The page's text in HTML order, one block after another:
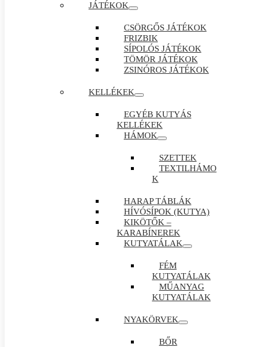
JÁTÉKOK
CSÖRGŐS JÁTÉKOK
FRIZBIK
SÍPOLÓS JÁTÉKOK
TÖMÖR JÁTÉKOK
ZSINÓROS JÁTÉKOK
KELLÉKEK
EGYÉB KUTYÁS
KELLÉKEK
HÁMOK
SZETTEK
TEXTILHÁMO
K
HARAP TÁBLÁK
HÍVÓSÍPOK (KUTYA)
KIKÖTŐK –
KARABÍNEREK
KUTYATÁLAK
FÉM
KUTYATÁLAK
MŰANYAG
KUTYATÁLAK
NYAKÖRVEK
BŐR